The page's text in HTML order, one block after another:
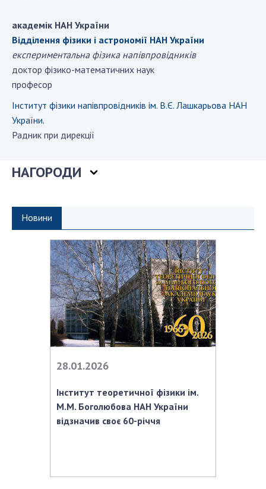
Сесії Загальних зборів НАН України
Річні звіти НАН України
Річні фінансові звіти НАН України
Наукові публікації та видавнича діяльність
Охорона прав інтелектуальної власності та
трансфер технологій в наукових установах
Наукові об'єкти, що становлять національне
науковими приладами НАН України
наукових установ
Конкурси наукових досліджень НАН України
Відкрита наука в НАН України
Підготовка наукових кадрів
Робота з молоддю
МІЖНАРОДНЕ СПІВРОБІТНИЦТВО
Членство в міжнародних організаціях
Міжнародні угоди
ДОКУМЕНТИ
Нормативні акти НАН України
Бланки документів
академік НАН України
Відділення фiзики і астрономiї НАН України
експериментальна фізика напівпровідників
доктор фізико-математичних наук
професор
Інститут фізики напівпровідників ім. В.Є. Лашкарьова НАН
України.
Радник при дирекції
НАГОРОДИ
Новини
28.01.2026
Інститут теоретичної фізики ім.
М.М. Боголюбова НАН України
відзначив своє 60-річчя